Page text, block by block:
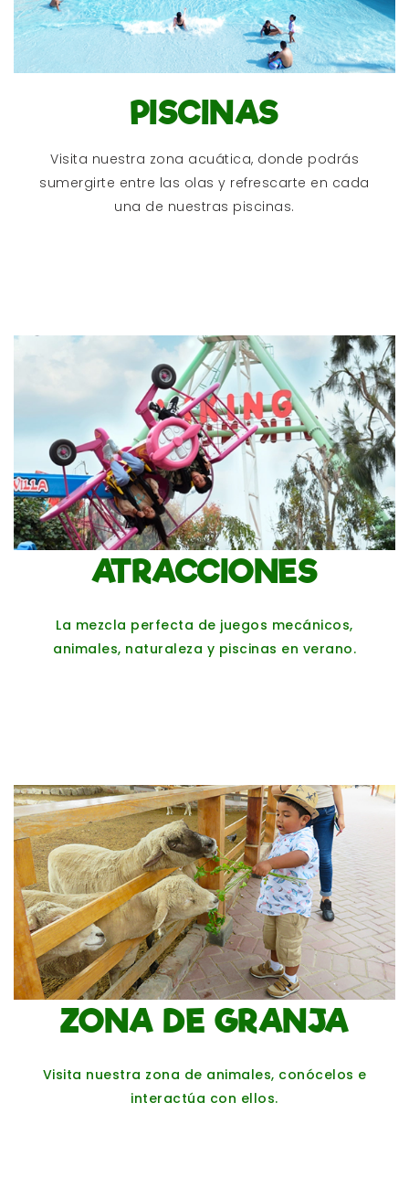
PISCINAS
Visita nuestra zona acuática, donde podrás
sumergirte entre las olas y refrescarte en cada
una de nuestras piscinas.
ATRACCIONES
La mezcla perfecta de juegos mecánicos,
animales, naturaleza y piscinas en verano.
ZONA DE GRANJA
Visita nuestra zona de animales, conócelos e
interactúa con ellos.